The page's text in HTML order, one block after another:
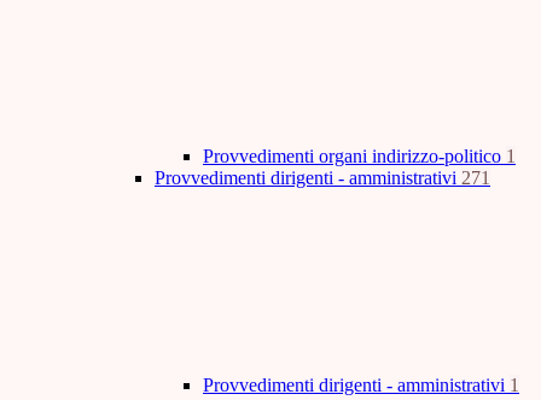
Provvedimenti organi indirizzo-politico 1
Provvedimenti dirigenti - amministrativi 271
Provvedimenti dirigenti - amministrativi 1